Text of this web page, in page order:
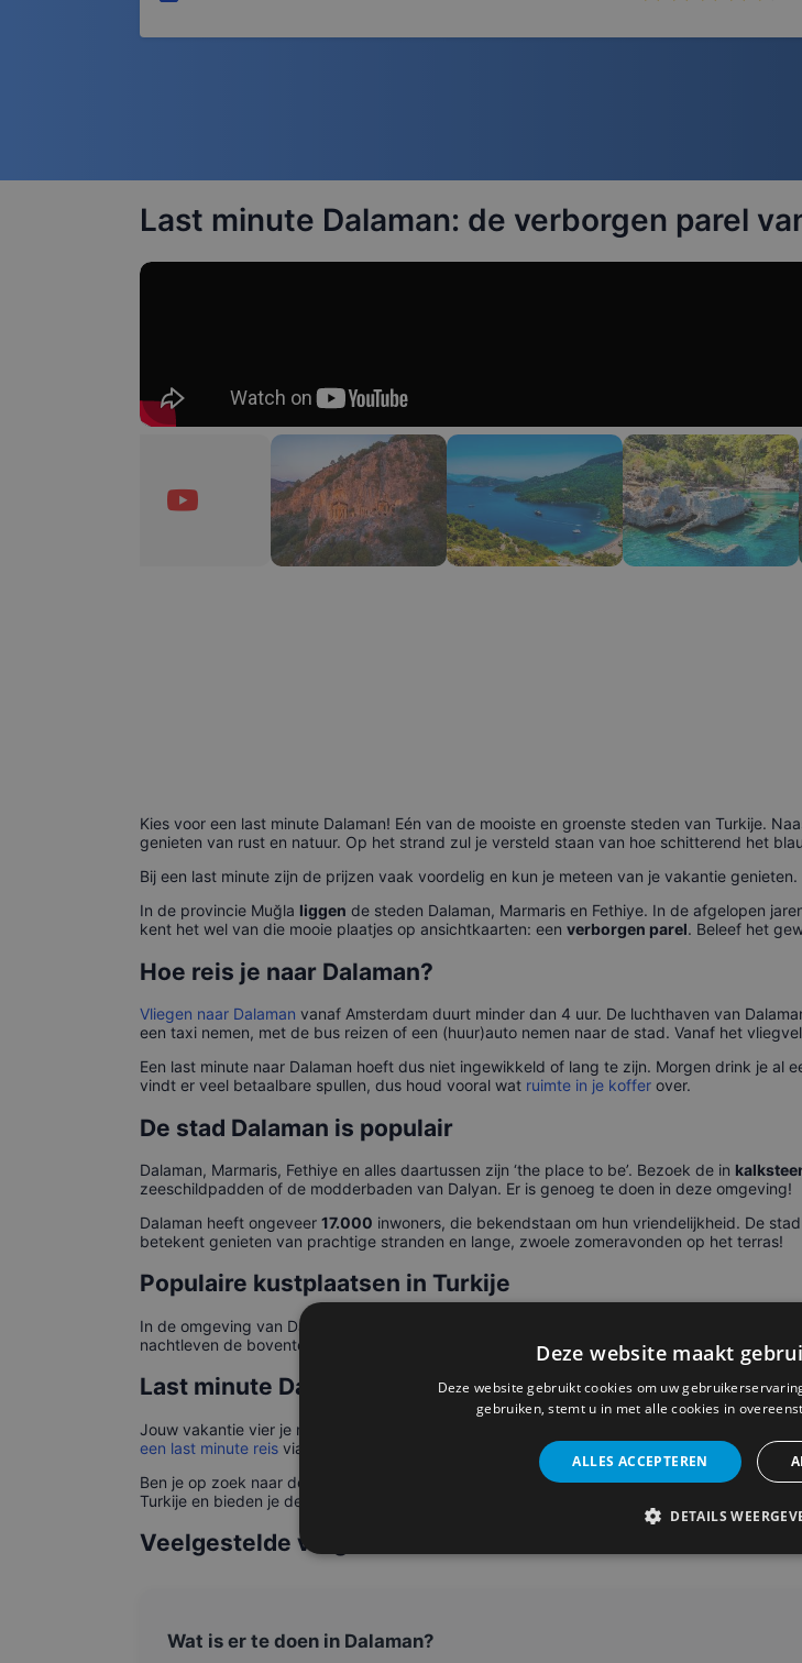
Last minute Dalaman: de verborgen parel
Kies voor een last minute Dalaman! Eén van de mooiste en groenste steden van Turkije.
genieten van rust en natuur. Op het strand zul je versteld staan van hoe schitterend het
Bij een last minute zijn de prijzen vaak voordelig en kun je meteen van je vakantie
In de provincie Muğla liggen de steden Dalaman, Marmaris en Fethiye. In de afgelopen
kent het wel van die mooie plaatjes op ansichtkaarten: een verborgen parel. Beleef het
Hoe reis je naar Dalaman?
Vliegen naar Dalaman vanaf Amsterdam duurt minder dan 4 uur. De luchthaven van
een taxi nemen, met de bus reizen of een (huur)auto nemen naar de stad. Vanaf het
Een last minute naar Dalaman hoeft dus niet ingewikkeld of lang te zijn. Morgen drink je al
vindt er veel betaalbare spullen, dus houd vooral wat ruimte in je koffer over.
De stad Dalaman is populair
Dalaman, Marmaris, Fethiye en alles daartussen zijn ‘the place to be’. Bezoek de in
zeeschildpadden of de modderbaden van Dalyan. Er is genoeg te doen in deze omgeving!
Dalaman heeft ongeveer 17.000 inwoners, die bekendstaan om hun vriendelijkheid. De
betekent genieten van prachtige stranden en lange, zwoele zomeravonden op het terras!
Populaire kustplaatsen in Turkije
In de omgeving van Dalaman liggen Marmaris, Fethiye, Köyceğiz, Dalyan, Ölüdeniz en
nachtleven de boventoon voeren. Ga je de omgeving verkennen? Bezoek dan zeker de
Last minute Dalaman met Triptime
Jouw vakantie vier je met een reis naar Turkije! Vanuit Dalaman kom je zeker met de
een last minute reis via Triptime begint jouw vakantie snel en voordelig.
Ben je op zoek naar de goedkoopste
vliegtickets naar Dalaman? Ook dan zit je goed bij
Turkije en bieden je de laagsteprijsgarantie. Triptime zorgt dat je voordelig, snel en relaxed
Veelgestelde vragen
Wat is er te doen in Dalaman?
Deze website maakt
Deze website gebruikt cookies om uw
gebruiken, stemt u in met alle cookies in
ALLES ACCEPTEREN
DETAILS